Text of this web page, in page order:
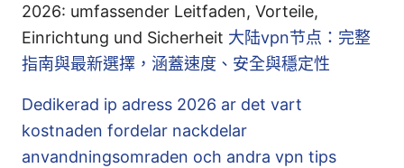
2026: umfassender Leitfaden, Vorteile,
Einrichtung und Sicherheit 大陆vpn节点：完整
指南與最新選擇，涵蓋速度、安全與穩定性
Dedikerad ip adress 2026 ar det vart
kostnaden fordelar nackdelar
anvandningsomraden och andra vpn tips